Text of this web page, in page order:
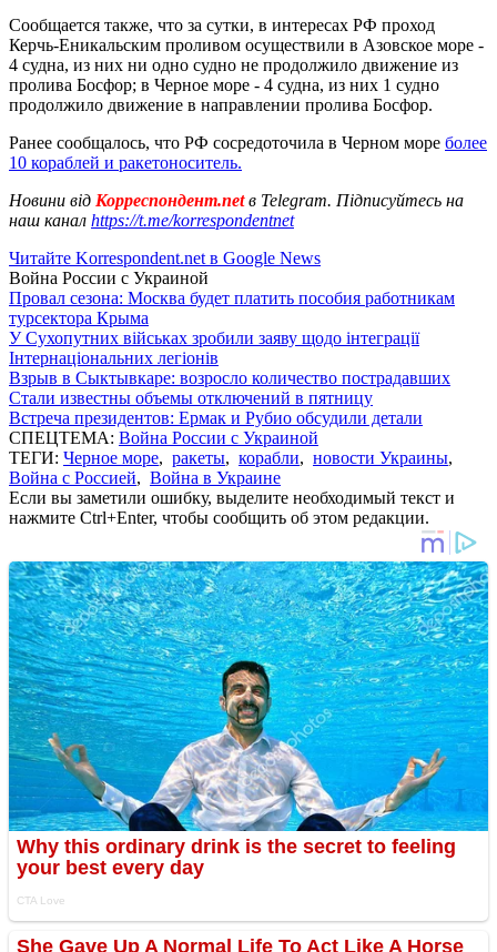
Сообщается также, что за сутки, в интересах РФ проход
Керчь-Еникальским проливом осуществили в Азовское море -
4 судна, из них ни одно судно не продолжило движение из
пролива Босфор; в Черное море - 4 судна, из них 1 судно
продолжило движение в направлении пролива Босфор.
Ранее сообщалось, что РФ сосредоточила в Черном море более
10 кораблей и ракетоноситель.
Новини від Корреспондент.netв Telegram. Підписуйтесь на
наш канал https://t.me/korrespondentnet
Читайте Korrespondent.net в Google News
Война России с Украиной
Провал сезона: Москва будет платить пособия работникам
турсектора Крыма
У Сухопутних військах зробили заяву щодо інтеграції
Інтернаціональних легіонів
Взрыв в Сыктывкаре: возросло количество пострадавших
Стали известны объемы отключений в пятницу
Встреча президентов: Ермак и Рубио обсудили детали
СПЕЦТЕМА: Война России с Украиной
ТЕГИ: Черное море, ракеты, корабли, новости Украины,
Война с Россией, Война в Украине
Если вы заметили ошибку, выделите необходимый текст и
нажмите Ctrl+Enter, чтобы сообщить об этом редакции.